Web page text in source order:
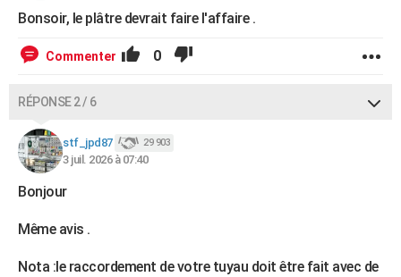
Bonsoir, le plâtre devrait faire l'affaire .
Commenter 0
RÉPONSE 2 / 6
stf_jpd87 29 903
3 juil. 2026 à 07:40
Bonjour
Même avis .
Nota :le raccordement de votre tuyau doit être fait avec de